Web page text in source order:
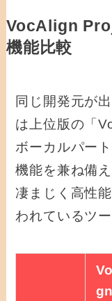
VocAlign
機能比較
同じ開発元が
は上位版の「
ボーカルパー
機能を兼ね備
凄まじく高性
われているツー
gn